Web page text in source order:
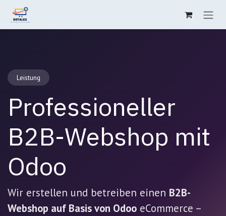
Zum Inhalt springen
Leistung
Professioneller
B2B-Webshop mit
Odoo
Wir erstellen und betreiben einen B2B-
Webshop auf Basis von Odoo eCommerce –